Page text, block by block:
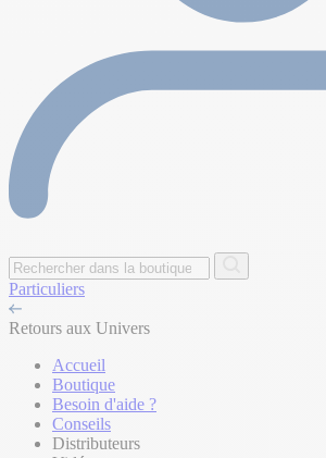
Particuliers
Retours aux Univers
Accueil
Boutique
Besoin d'aide ?
Conseils
Distributeurs